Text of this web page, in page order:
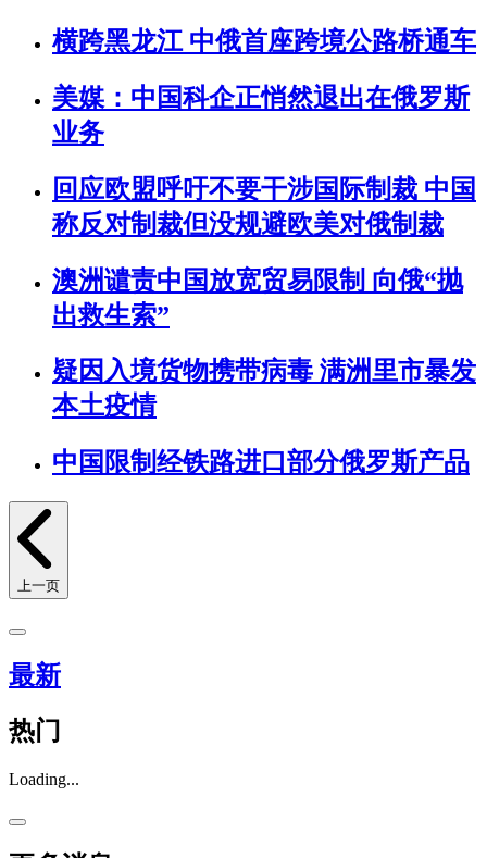
横跨黑龙江 中俄首座跨境公路桥通车
美媒：中国科企正悄然退出在俄罗斯
业务
回应欧盟呼吁不要干涉国际制裁 中国
称反对制裁但没规避欧美对俄制裁
澳洲谴责中国放宽贸易限制 向俄“抛
出救生索”
疑因入境货物携带病毒 满洲里市暴发
本土疫情
中国限制经铁路进口部分俄罗斯产品
上一页
最新
热门
Loading...